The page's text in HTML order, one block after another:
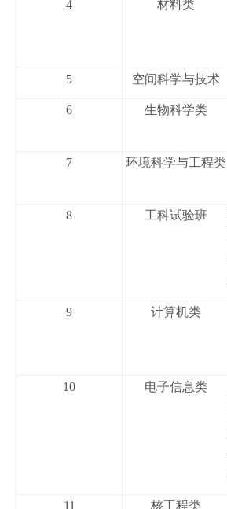
4 材料类
5 空间科学与技术
6 生物科学类
7 环境科学与工程类
8 工科试验班
9 计算机类
10 电子信息类
11 核工程类